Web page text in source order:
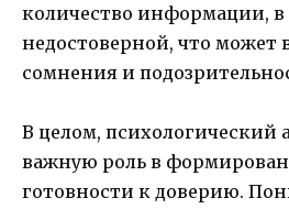
количество информации, в
недостоверной, что может
сомнения и
В целом, психологический
важную роль в
готовности к доверию.